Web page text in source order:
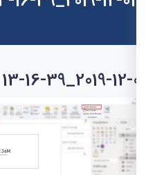
2019-12-01_13-